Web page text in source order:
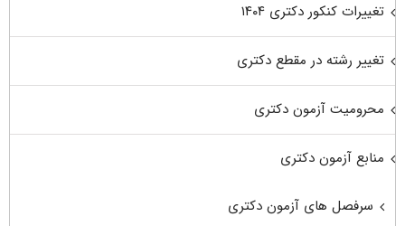
تغییرات کنکور دکتری ۱۴۰۴
تغییر رشته در مقطع دکتری
محرومیت آزمون دکتری
منابع آزمون دکتری
سرفصل های آزمون دکتری